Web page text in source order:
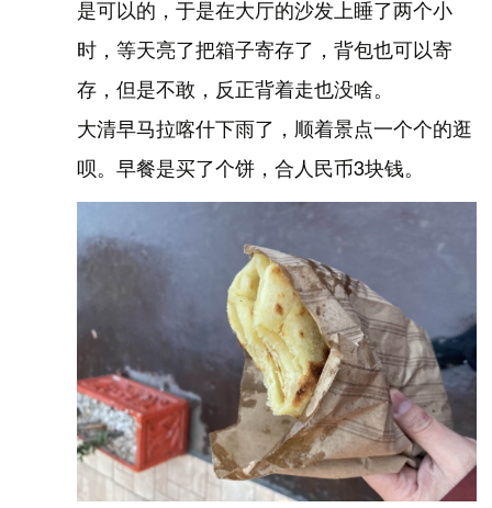
是可以的，于是在大厅的沙发上睡了两个小
时，等天亮了把箱子寄存了，背包也可以寄
存，但是不敢，反正背着走也没啥。
大清早马拉喀什下雨了，顺着景点一个个的逛
呗。早餐是买了个饼，合人民币3块钱。